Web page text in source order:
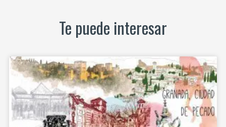
Te puede interesar